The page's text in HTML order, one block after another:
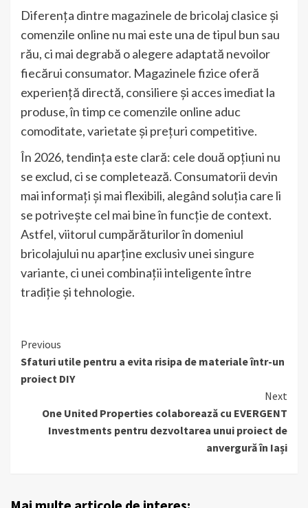
Diferența dintre magazinele de bricolaj clasice și
comenzile online nu mai este una de tipul bun sau
rău, ci mai degrabă o alegere adaptată nevoilor
fiecărui consumator. Magazinele fizice oferă
experiență directă, consiliere și acces imediat la
produse, în timp ce comenzile online aduc
comoditate, varietate și prețuri competitive.
În 2026, tendința este clară: cele două opțiuni nu
se exclud, ci se completează. Consumatorii devin
mai informați și mai flexibili, alegând soluția care li
se potrivește cel mai bine în funcție de context.
Astfel, viitorul cumpărăturilor în domeniul
bricolajului nu aparține exclusiv unei singure
variante, ci unei combinații inteligente între
tradiție și tehnologie.
Continue
Reading
Previous
Sfaturi utile pentru a evita risipa de materiale într-un
proiect DIY
Next
One United Properties colaborează cu EVERGENT
Investments pentru dezvoltarea unui proiect de
anvergură în Iași